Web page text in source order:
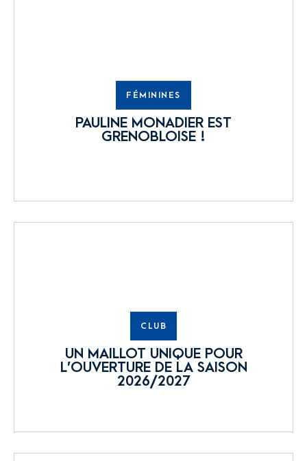
FÉMININES
PAULINE MONADIER EST
GRENOBLOISE !
CLUB
UN MAILLOT UNIQUE POUR
L’OUVERTURE DE LA SAISON
2026/2027